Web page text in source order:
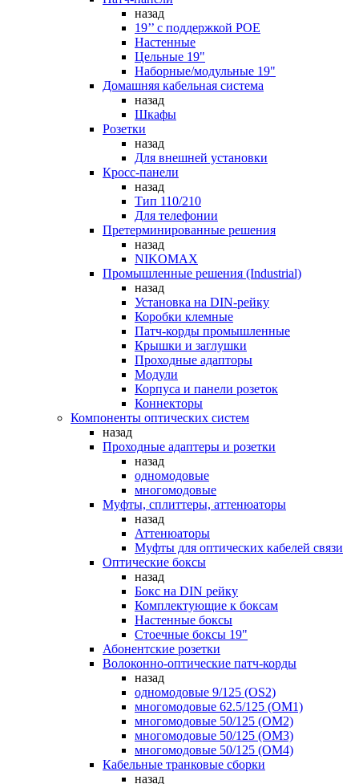
назад
19’’ с поддержкой POE
Настенные
Цельные 19"
Наборные/модульные 19"
Домашняя кабельная система
назад
Шкафы
Розетки
назад
Для внешней установки
Кросс-панели
назад
Тип 110/210
Для телефонии
Претерминированные решения
назад
NIKOMAX
Промышленные решения (Industrial)
назад
Установка на DIN-рейку
Коробки клемные
Патч-корды промышленные
Крышки и заглушки
Проходные адапторы
Модули
Корпуса и панели розеток
Коннекторы
Компоненты оптических систем
назад
Проходные адаптеры и розетки
назад
одномодовые
многомодовые
Муфты, сплиттеры, аттенюаторы
назад
Аттенюаторы
Муфты для оптических кабелей связи
Оптические боксы
назад
Бокс на DIN рейку
Комплектующие к боксам
Настенные боксы
Стоечные боксы 19"
Абонентские розетки
Волоконно-оптические патч-корды
назад
одномодовые 9/125 (OS2)
многомодовые 62.5/125 (OM1)
многомодовые 50/125 (OM2)
многомодовые 50/125 (OM3)
многомодовые 50/125 (OM4)
Кабельные транковые сборки
назад